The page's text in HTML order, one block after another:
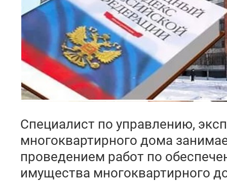
Специалист по управлению,
многоквартирного дома
проведением работ по
имущества многоквартирного